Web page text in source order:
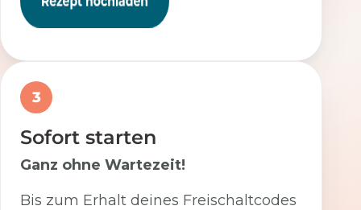
3
Sofort starten
Ganz ohne Wartezeit!
Bis zum Erhalt deines Freischaltcodes